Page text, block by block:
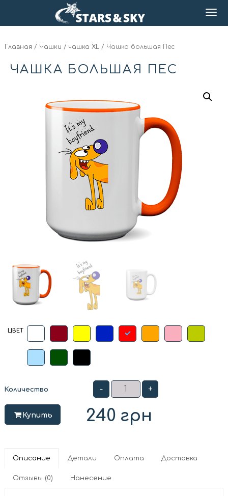
Главная / Чашки / чашка XL / Чашка большая Пес
ЧАШКА БОЛЬШАЯ ПЕС
ЦВЕТ
Количество - +
Купить 240 грн
Описание Детали Оплата Доставка
Отзывы (0) Нанесение